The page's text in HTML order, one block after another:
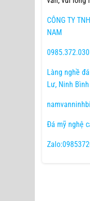
CÔNG TY
NAM
0985.372.030
Làng nghề
Lư, Ninh Bình
Đá mỹ nghệ